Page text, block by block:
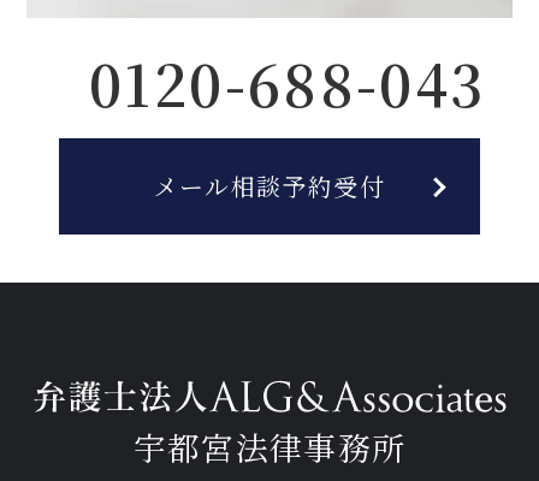
0120-688-043
メール相談予約受付
宇都宮法律事務所